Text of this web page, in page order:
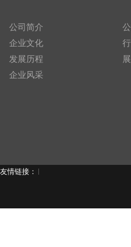
公司简介
企业文化
发展历程
企业风采
友情链接：